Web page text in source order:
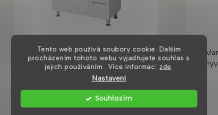
Tento web používá soubory cookie. Dalším
procházením tohoto webu vyjadřujete souhlas s
jejich používáním.. Více informací zde.
Nastavení
Souhlasím
Marco Vesta 80 koupelnová skříňka
s umyvadlem
2 až 4 týdny
8 790 Kč